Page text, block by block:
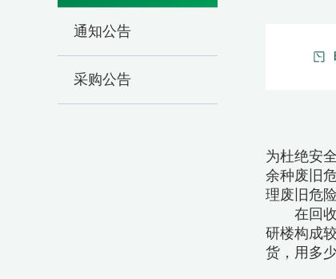
通知公告
采购公告
为杜绝安
余种废旧
理废旧危
在回收
研楼构成
货，用多